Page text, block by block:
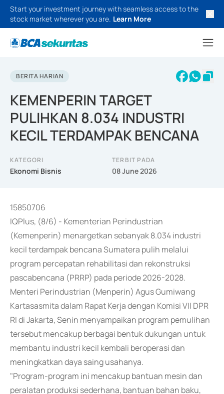
Start your investment journey with seamless access to the
stock market wherever you are. Learn More
BERITA HARIAN
KEMENPERIN TARGET
PULIHKAN 8.034 INDUSTRI
KECIL TERDAMPAK BENCANA
KATEGORI
Ekonomi Bisnis
TERBIT PADA
08 June 2026
15850706
IQPlus, (8/6) - Kementerian Perindustrian
(Kemenperin) menargetkan sebanyak 8.034 industri
kecil terdampak bencana Sumatera pulih melalui
program percepatan rehabilitasi dan rekonstruksi
pascabencana (PRRP) pada periode 2026-2028.
Menteri Perindustrian (Menperin) Agus Gumiwang
Kartasasmita dalam Rapat Kerja dengan Komisi VII DPR
RI di Jakarta, Senin menyampaikan program pemulihan
tersebut mencakup berbagai bentuk dukungan untuk
membantu industri kecil kembali beroperasi dan
meningkatkan daya saing usahanya.
"Program-program ini mencakup bantuan mesin dan
peralatan produksi sederhana, bantuan bahan baku,